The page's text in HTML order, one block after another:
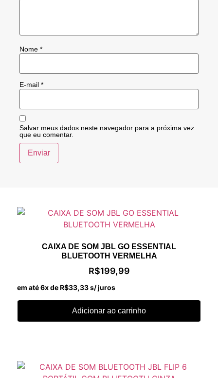
Nome *
E-mail *
Salvar meus dados neste navegador para a próxima vez
que eu comentar.
CAIXA DE SOM JBL GO ESSENTIAL
BLUETOOTH VERMELHA
R$199,99
em até 6x de R$33,33s/ juros
Adicionar ao carrinho